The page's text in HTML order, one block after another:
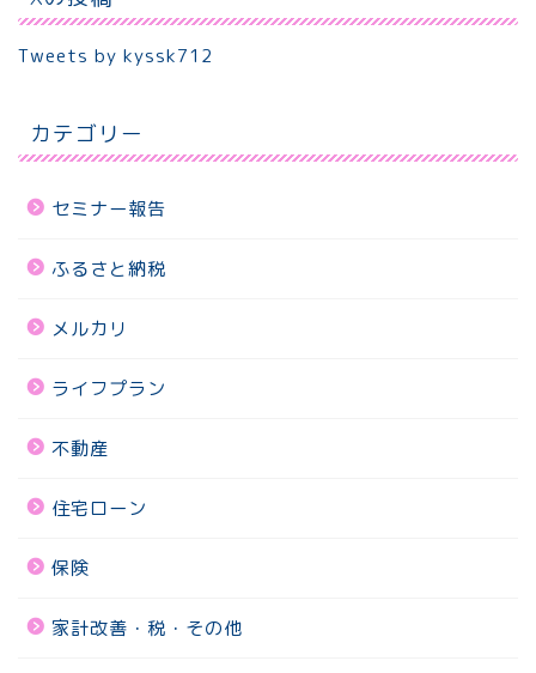
Tweets by kyssk712
カテゴリー
セミナー報告
ふるさと納税
メルカリ
ライフプラン
不動産
住宅ローン
保険
家計改善・税・その他